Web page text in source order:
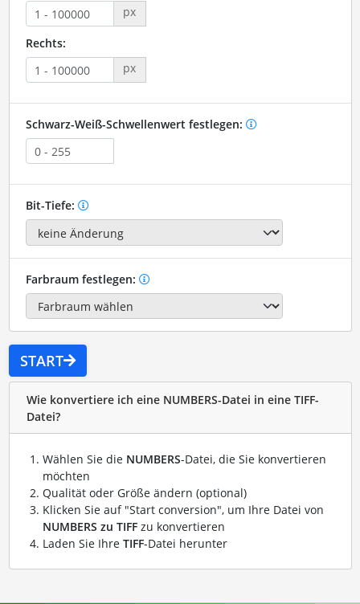
px
Rechts:
px
Schwarz-Weiß-Schwellenwert festlegen:
Bit-Tiefe:
Farbraum festlegen:
START
Wie konvertiere ich eine NUMBERS-Datei in eine TIFF-
Datei?
Wählen Sie die NUMBERS-Datei, die Sie konvertieren
möchten
Qualität oder Größe ändern (optional)
Klicken Sie auf "Start conversion", um Ihre Datei von
NUMBERS zu TIFFzu konvertieren
Laden Sie Ihre TIFF-Datei herunter